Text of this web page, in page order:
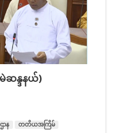
မဲဆန္ဒနယ်)
ာန တတိယအကြိမ်